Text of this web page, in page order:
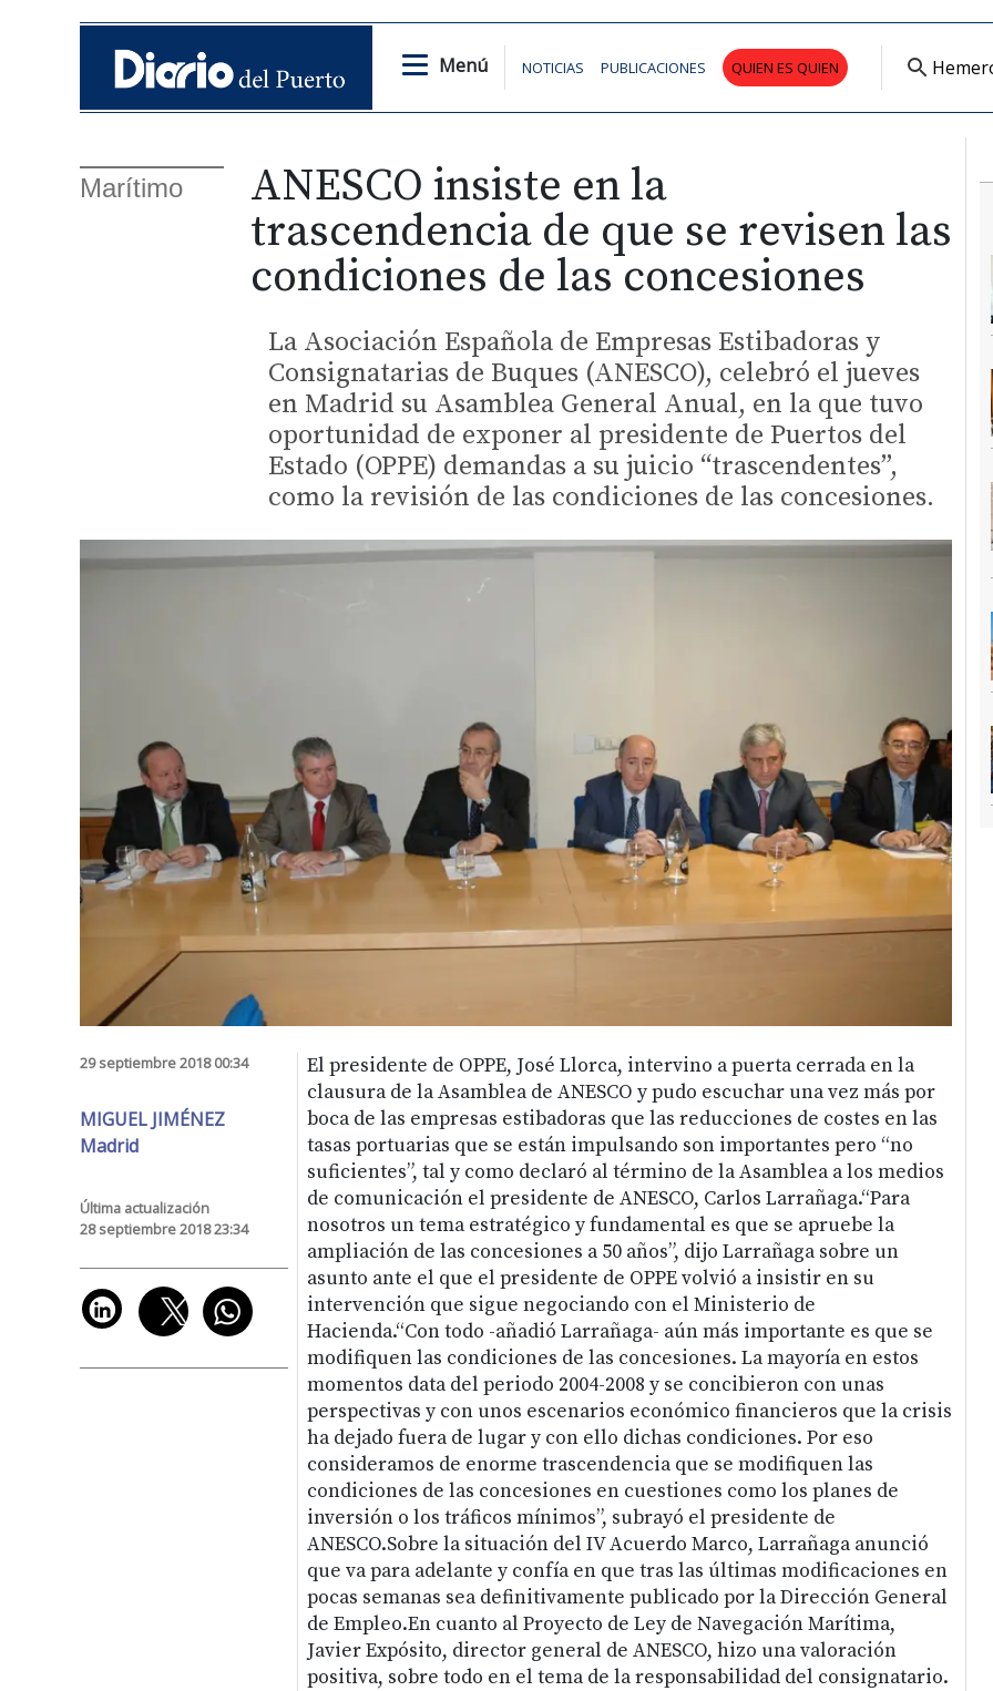
Menú NOTICIAS PUBLICACIONES QUIEN ES QUIEN
Marítimo
ANESCO insiste en la
trascendencia de que se revisen las
condiciones de las concesiones
La Asociación Española de Empresas Estibadoras y
Consignatarias de Buques (ANESCO), celebró el jueves
en Madrid su Asamblea General Anual, en la que tuvo
oportunidad de exponer al presidente de Puertos del
Estado (OPPE) demandas a su juicio “trascendentes”,
como la revisión de las condiciones de las concesiones.
29 septiembre 2018 00:34
MIGUEL JIMÉNEZ
Madrid
Última actualización
28 septiembre 2018 23:34
El presidente de OPPE, José Llorca, intervino a puerta cerrada en la
clausura de la Asamblea de ANESCO y pudo escuchar una vez más por
boca de las empresas estibadoras que las reducciones de costes en las
tasas portuarias que se están impulsando son importantes pero “no
suficientes”, tal y como declaró al término de la Asamblea a los medios
de comunicación el presidente de ANESCO, Carlos Larrañaga.“Para
nosotros un tema estratégico y fundamental es que se apruebe la
ampliación de las concesiones a 50 años”, dijo Larrañaga sobre un
asunto ante el que el presidente de OPPE volvió a insistir en su
intervención que sigue negociando con el Ministerio de
Hacienda.“Con todo -añadió Larrañaga- aún más importante es que se
modifiquen las condiciones de las concesiones. La mayoría en estos
momentos data del periodo 2004-2008 y se concibieron con unas
perspectivas y con unos escenarios económico financieros que la crisis
ha dejado fuera de lugar y con ello dichas condiciones. Por eso
consideramos de enorme trascendencia que se modifiquen las
condiciones de las concesiones en cuestiones como los planes de
inversión o los tráficos mínimos”, subrayó el presidente de
ANESCO.Sobre la situación del IV Acuerdo Marco, Larrañaga anunció
que va para adelante y confía en que tras las últimas modificaciones en
pocas semanas sea definitivamente publicado por la Dirección General
de Empleo.En cuanto al Proyecto de Ley de Navegación Marítima,
Javier Expósito, director general de ANESCO, hizo una valoración
positiva, sobre todo en el tema de la responsabilidad del consignatario.